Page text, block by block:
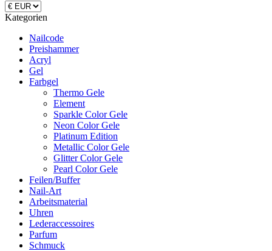
Kategorien
Nailcode
Preishammer
Acryl
Gel
Farbgel
Thermo Gele
Element
Sparkle Color Gele
Neon Color Gele
Platinum Edition
Metallic Color Gele
Glitter Color Gele
Pearl Color Gele
Feilen/Buffer
Nail-Art
Arbeitsmaterial
Uhren
Lederaccessoires
Parfum
Schmuck